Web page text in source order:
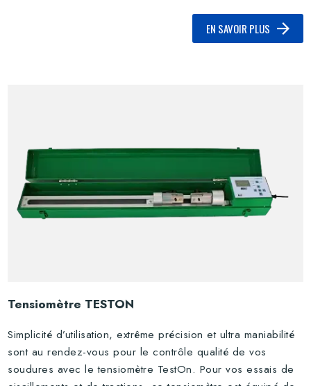
EN SAVOIR PLUS
Tensiomètre TESTON
Simplicité d’utilisation, extrême précision et ultra maniabilité
sont au rendez-vous pour le contrôle qualité de vos
soudures avec le tensiomètre TestOn. Pour vos essais de